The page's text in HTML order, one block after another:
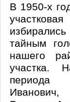
В 1950-х
тайным
нашего
участка.
периода
Иванович,